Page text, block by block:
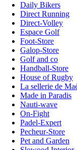
Daily Bikers
Direct Running
Direct-Volley
Espace Golf
Foot-Store
Galop-Store
Golf and co
Handball-Store
House of Rugby
La sellerie de
Made in Paradis
Nauti-wave
On-Fight
Padel-Expert
Pecheur-Store
Pet and Garden